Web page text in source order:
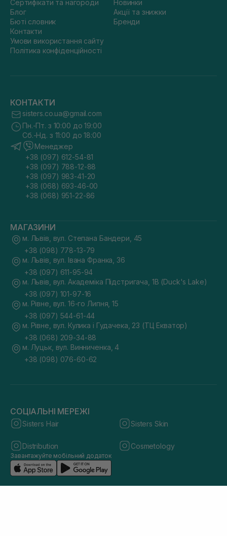
Сертифікати та нагороди
Блог
Бюті словник
Контакти
Умови використання сайту
Політика конфіденційності
Новинки
Акції та знижки
Бренди
КОНТАКТИ
sisters.co.ua@gmail.com
Пн.-Пт. з 10:00 до 19:00
Сб.-Нд. з 11:00 до 18:00
Менеджер
+38 (097) 612-54-81
+38 (097) 788-12-88
+38 (097) 983-41-20
+38 (068) 693-46-00
+38 (068) 951-22-86
МАГАЗИНИ
м. Львів, вул. Степана Бандери, 45
+38 (098) 778-13-79
м. Львів, вул. Івана Франка, 36
+38 (097) 611-95-94
м. Львів, вул. Академіка Підстригача, 1В (Duck's Lake)
+38 (097) 101-97-16
м. Рівне, вул. 16-го Липня, 15
+38 (097) 544-61-44
м. Рівне, вул. Кулика і Гудачека, 23 (ТЦ Екватор)
+38 (068) 209-34-88
м. Луцьк, вул. Винниченка, 4
+38 (098) 076-60-62
СОЦІАЛЬНІ МЕРЕЖІ
Sisters Hair Sisters Skin
Distribution Cosmetology
Завантажуйте мобільний додаток